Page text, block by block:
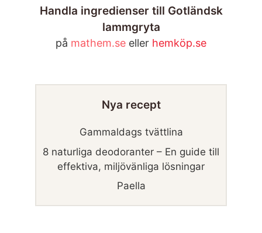
Handla ingredienser till Gotländsk
lammgryta
på mathem.se eller hemköp.se
Nya recept
Gammaldags tvättlina
8 naturliga deodoranter – En guide till
effektiva, miljövänliga lösningar
Paella